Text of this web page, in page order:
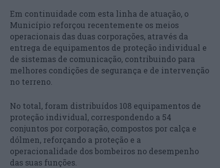
Em continuidade com esta linha de atuação, o
Município reforçou recentemente os meios
operacionais das duas corporações, através da
entrega de equipamentos de proteção individual e
de sistemas de comunicação, contribuindo para
melhores condições de segurança e de intervenção
no terreno.
No total, foram distribuídos 108 equipamentos de
proteção individual, correspondendo a 54
conjuntos por corporação, compostos por calça e
dólmen, reforçando a proteção e a
operacionalidade dos bombeiros no desempenho
das suas funções.